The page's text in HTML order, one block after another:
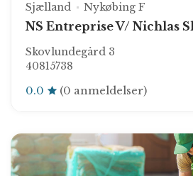
Sjælland Nykøbing F
NS Entreprise V/ Nichlas
Skovlundegård 3
40815738
0.0 (0 anmeldelser)